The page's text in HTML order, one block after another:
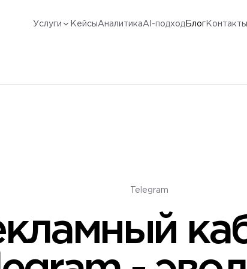
Услуги КейсыАналитикаAI-подход БлогКонтакты
Telegram